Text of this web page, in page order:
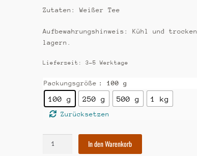
Zutaten: Weißer Tee
Aufbewahrungshinweis: Kühl und trocken
lagern.
Lieferzeit: 3-5 Werktage
Packungsgröße : 100 g
100 g 250 g 500 g 1 kg
Zurücksetzen
In den Warenkorb